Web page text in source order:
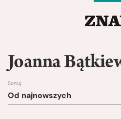
Joanna
Sortuj
Od najnowszych